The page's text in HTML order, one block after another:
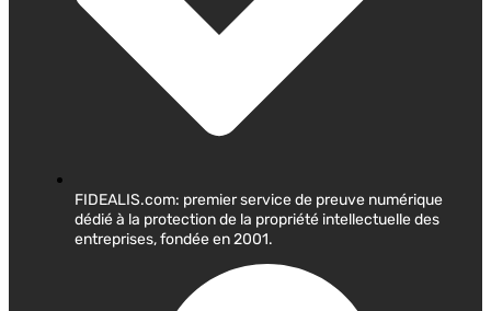
FIDEALIS.com: premier service de preuve numérique
dédié à la protection de la propriété intellectuelle des
entreprises, fondée en 2001.